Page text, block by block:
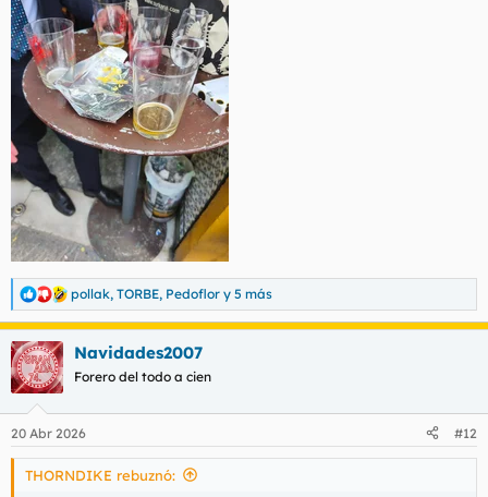
R
e
a
c
c
i
e
s
pollak, TORBE, Pedoflor y 5 más
Navidades2007
Forero del todo a cien
20 Abr 2026 #12
THORNDIKE rebuznó: